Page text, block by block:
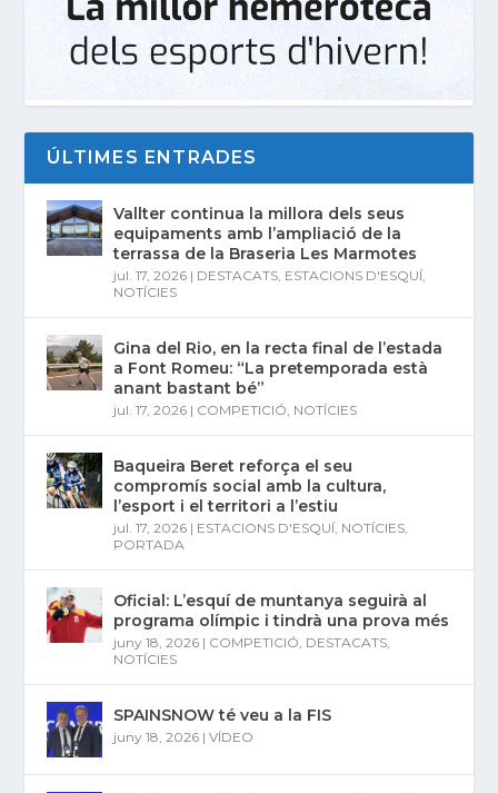
ÚLTIMES ENTRADES
Vallter continua la millora dels seus
equipaments amb l’ampliació de la
terrassa de la Braseria Les Marmotes
jul. 17, 2026 | DESTACATS ESTACIONS D'ESQUÍ
NOTÍCIES
Gina del Rio, en la recta final de l’estada
a Font Romeu: “La pretemporada està
anant bastant bé”
jul. 17, 2026 | COMPETICIÓ NOTÍCIES
Baqueira Beret reforça el seu
compromís social amb la cultura,
l’esport i el territori a l’estiu
jul. 17, 2026 | ESTACIONS D'ESQUÍ NOTÍCIES
PORTADA
Oficial: L’esquí de muntanya seguirà al
programa olímpic i tindrà una prova més
juny 18, 2026 | COMPETICIÓ DESTACATS
NOTÍCIES
SPAINSNOW té veu a la FIS
juny 18, 2026 |VÍDEO